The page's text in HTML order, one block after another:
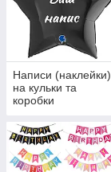
Написи (наклейки)
на кульки та
коробки